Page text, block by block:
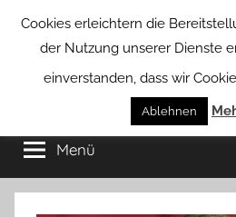
Borstel
von
Groß
Borstel
Menü
Cookies erleichtern die
der Nutzung unserer Dienste
einverstanden, dass wir
Ablehnen